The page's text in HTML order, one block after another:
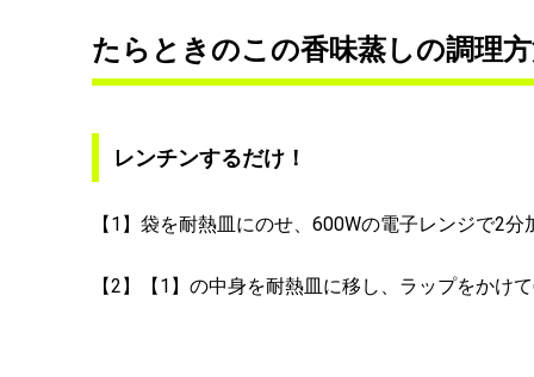
たらときのこの香味蒸しの調理
レンチンするだけ！
【1】袋を耐熱皿にのせ、600Wの電子レンジで2分
【2】【1】の中身を耐熱皿に移し、ラップをかけ